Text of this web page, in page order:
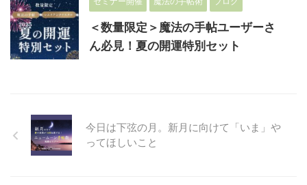
＜数量限定＞魔法の手帖ユーザーさ
ん必見！夏の開運特別セット
今日は下弦の月。新月に向けて「いま」や
ってほしいこと